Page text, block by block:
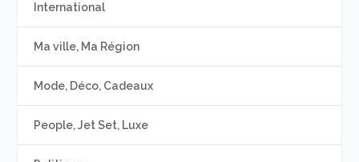
International
Ma ville, Ma Région
Mode, Déco, Cadeaux
People, Jet Set, Luxe